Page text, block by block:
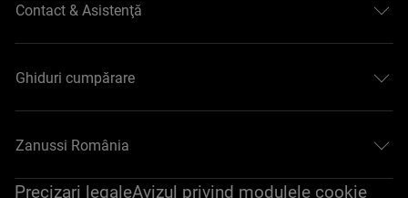
Contact & Asistenţă
Ghiduri cumpărare
Zanussi România
Precizari legaleAvizul privind modulele cookie